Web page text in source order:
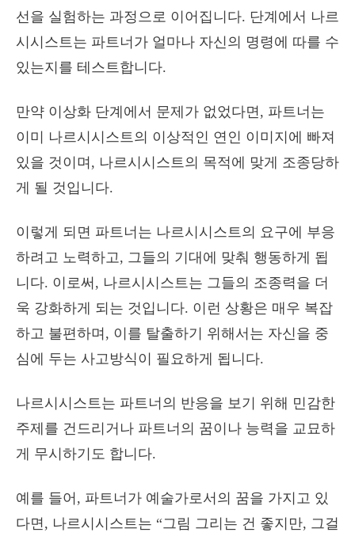
선을 실험하는 과정으로 이어집니다. 단계에서 나르
시시스트는 파트너가 얼마나 자신의 명령에 따를 수
있는지를 테스트합니다.
만약 이상화 단계에서 문제가 없었다면, 파트너는
이미 나르시시스트의 이상적인 연인 이미지에 빠져
있을 것이며, 나르시시스트의 목적에 맞게 조종당하
게 될 것입니다.
이렇게 되면 파트너는 나르시시스트의 요구에 부응
하려고 노력하고, 그들의 기대에 맞춰 행동하게 됩
니다. 이로써, 나르시시스트는 그들의 조종력을 더
욱 강화하게 되는 것입니다. 이런 상황은 매우 복잡
하고 불편하며, 이를 탈출하기 위해서는 자신을 중
심에 두는 사고방식이 필요하게 됩니다.
나르시시스트는 파트너의 반응을 보기 위해 민감한
주제를 건드리거나 파트너의 꿈이나 능력을 교묘하
게 무시하기도 합니다.
예를 들어, 파트너가 예술가로서의 꿈을 가지고 있
다면, 나르시시스트는 “그림 그리는 건 좋지만, 그걸